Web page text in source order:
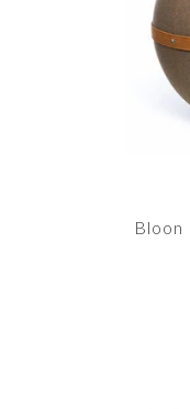
Bloon